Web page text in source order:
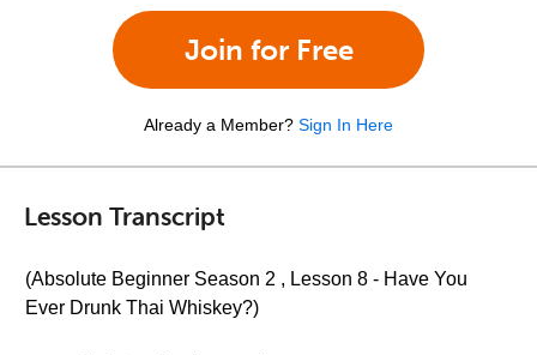
Join for Free
Already a Member? Sign In Here
Lesson Transcript
(Absolute Beginner Season 2 , Lesson 8 - Have You
Ever Drunk Thai Whiskey?)